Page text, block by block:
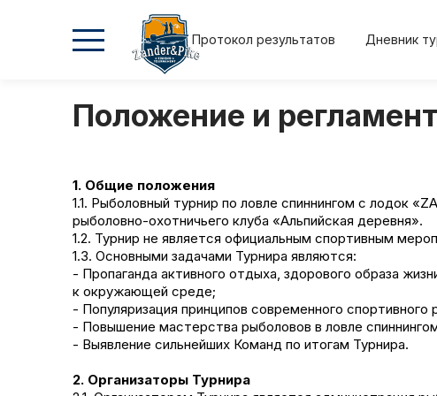
Протокол результатов Дневник
Положение и регламент
Протокол результатов
Дневник турнира
Положение и регламент
1. Общие положения
1.1. Рыболовный турнир по ловле спиннингом с лодок
рыболовно-охотничьего клуба «Альпийская деревня».
1.2. Турнир не является официальным спортивным
1.3. Основными задачами Турнира являются:
- Пропаганда активного отдыха, здорового образа
к окружающей среде;
- Популяризация принципов современного спортивного
- Повышение мастерства рыболовов в ловле
- Выявление сильнейших Команд по итогам Турнира.
2. Организаторы Турнира